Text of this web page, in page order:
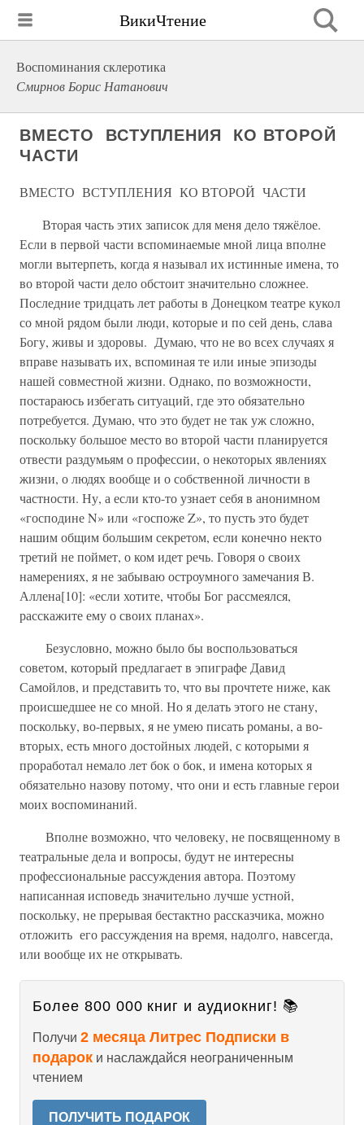
ВикиЧтение
Воспоминания склеротика
Смирнов Борис Натанович
ВМЕСТО ВСТУПЛЕНИЯ КО ВТОРОЙ
ЧАСТИ
ВМЕСТО ВСТУПЛЕНИЯ КО ВТОРОЙ ЧАСТИ
Вторая часть этих записок для меня дело тяжёлое.
Если в первой части вспоминаемые мной лица вполне
могли вытерпеть, когда я называл их истинные имена, то
во второй части дело обстоит значительно сложнее.
Последние тридцать лет работы в Донецком театре кукол
со мной рядом были люди, которые и по сей день, слава
Богу, живы и здоровы. Думаю, что не во всех случаях я
вправе называть их, вспоминая те или иные эпизоды
нашей совместной жизни. Однако, по возможности,
постараюсь избегать ситуаций, где это обязательно
потребуется. Думаю, что это будет не так уж сложно,
поскольку большое место во второй части планируется
отвести раздумьям о профессии, о некоторых явлениях
жизни, о людях вообще и о собственной личности в
частности. Ну, а если кто-то узнает себя в анонимном
«господине N» или «госпоже Z», то пусть это будет
нашим общим большим секретом, если конечно некто
третий не поймет, о ком идет речь. Говоря о своих
намерениях, я не забываю остроумного замечания В.
Аллена[10]: «если хотите, чтобы Бог рассмеялся,
расскажите ему о своих планах».
Безусловно, можно было бы воспользоваться
советом, который предлагает в эпиграфе Давид
Самойлов, и представить то, что вы прочтете ниже, как
происшедшее не со мной. Но я делать этого не стану,
поскольку, во-первых, я не умею писать романы, а во-
вторых, есть много достойных людей, с которыми я
проработал немало лет бок о бок, и имена которых я
обязательно назову потому, что они и есть главные герои
моих воспоминаний.
Вполне возможно, что человеку, не посвященному в
театральные дела и вопросы, будут не интересны
профессиональные рассуждения автора. Поэтому
написанная исповедь значительно лучше устной,
поскольку, не прерывая бестактно рассказчика, можно
отложить его рассуждения на время, надолго, навсегда,
или вообще их не открывать.
Более 800 000 книг и аудиокниг! 📚
Получи 2 месяца Литрес Подписки в
подарок и наслаждайся неограниченным
чтением
ПОЛУЧИТЬ ПОДАРОК